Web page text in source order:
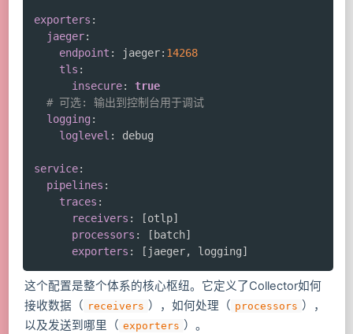
exporters :
jaeger:
endpoint : jaeger: 14268
tls :
insecure:
true
# 可选: 输出到控制台用于调试
logging :
loglevel : debug
service:
pipelines :
traces :
receivers : [otlp]
processors : [ batch]
exporters : [ jaeger, logging]
这个配置是整个体系的核心枢纽。它定义了Collector如何
接收数据（ receivers ），如何处理（ processors ），
以及发送到哪里（ exporters ）。